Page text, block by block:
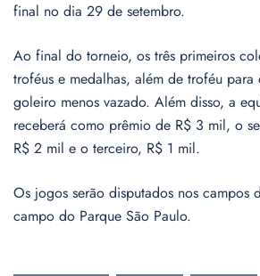
final no dia 29 de setembro.
Ao final do torneio, os três primeiros
troféus e medalhas, além de troféu
goleiro menos vazado. Além disso, a
receberá como prêmio de R$ 3 mil, o
R$ 2 mil e o terceiro, R$ 1 mil.
Os jogos serão disputados nos campos
campo do Parque São Paulo.